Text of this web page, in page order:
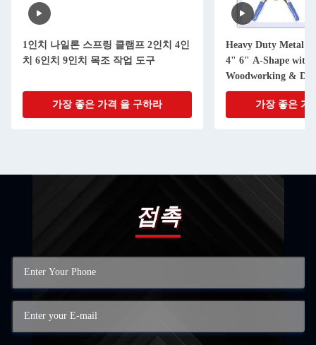
1인치 나일론 스프링 클램프 2인치 4인
치 6인치 9인치 목조 작업 도구
가장 좋은 가격 을 구하라
Heavy Duty Metal
4" 6" A-Shape with
Woodworking &
가장 좋은 가
접촉